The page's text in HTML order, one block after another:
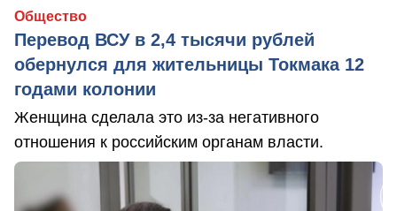
Общество
Перевод ВСУ в 2,4 тысячи рублей
обернулся для жительницы Токмака 12
годами колонии
Женщина сделала это из-за негативного
отношения к российским органам власти.